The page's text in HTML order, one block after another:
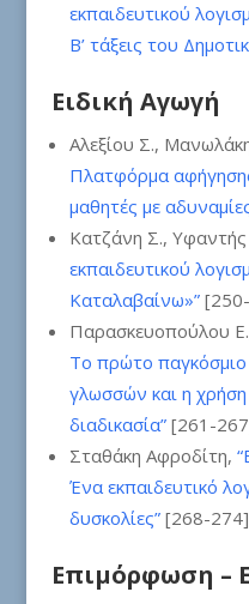
εκπαιδευτικού
Β’ τάξεις του
Ειδική Αγωγή
Αλεξίου Σ.,
Πλατφόρμα
μαθητές με
Κατζάνη Σ., Υφαντής
εκπαιδευτικού
Καταλαβαίνω»”
Παρασκευοπούλου
Το πρώτο παγκόσμιο
γλωσσών και η χρήση
διαδικασία” [261-
Σταθάκη Αφροδίτη,
Ένα εκπαιδευτικό
δυσκολίες”[268-274]
Επιμόρφωση –